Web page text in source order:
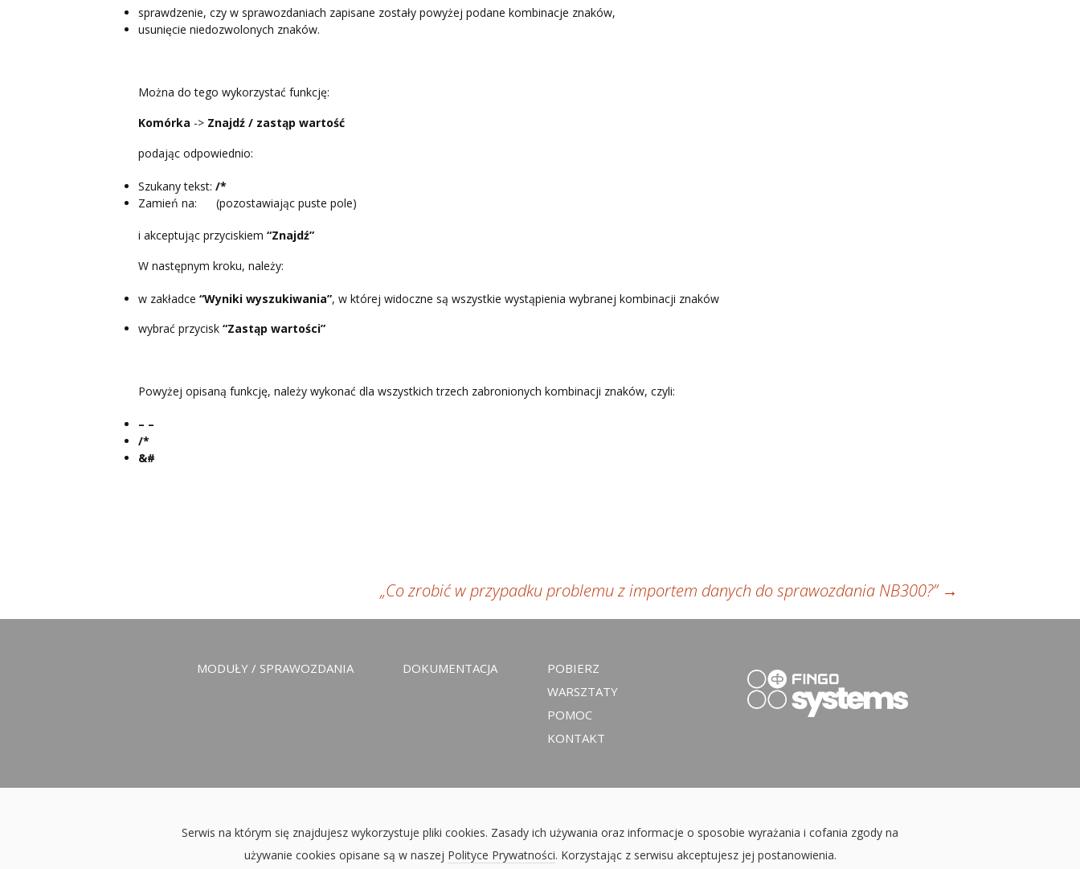
sprawdzenie, czy w sprawozdaniach zapisane zostały powyżej podane kombinacje znaków,
usunięcie niedozwolonych znaków.
Można do tego wykorzystać funkcję:
Komórka -> Znajdź / zastąp wartość
podając odpowiednio:
Szukany tekst: /*
Zamień na: (pozostawiając puste pole)
i akceptując przyciskiem “Znajdź”
W następnym kroku, należy:
w zakładce “Wyniki wyszukiwania”, w której widoczne są wszystkie wystąpienia wybranej kombinacji znaków
wybrać przycisk “Zastąp wartości”
Powyżej opisaną funkcję, należy wykonać dla wszystkich trzech zabronionych​ kombinacji znaków, czyli:
– –
/*
&#
„Co zrobić w przypadku problemu z importem danych do sprawozdania NB300?” →
MODUŁY / SPRAWOZDANIA DOKUMENTACJA
POBIERZ
WARSZTATY
POMOC
KONTAKT
Serwis na którym się znajdujesz wykorzystuje pliki cookies. Zasady ich używania oraz informacje o sposobie wyrażania i cofania zgody na
używanie cookies opisane są w naszej Polityce Prywatności. Korzystając z serwisu akceptujesz jej postanowienia.